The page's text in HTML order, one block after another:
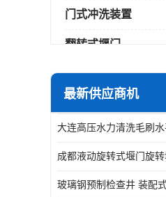
门式冲洗装置
翻转式堰门
智能一体化雨水泵站
智能一体化供水泵房
智能一体化净水设备
最新供应商机